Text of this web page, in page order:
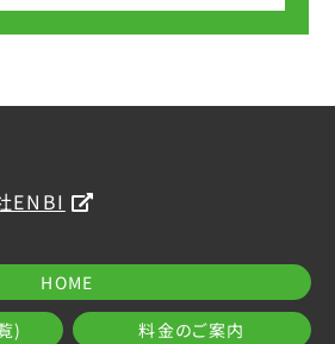
ENBI
HOME
) 料金のご案内